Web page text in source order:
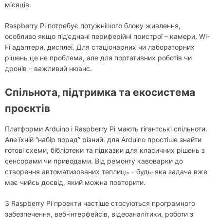
місяців.
Raspberry Pi потребує потужнішого блоку живлення,
особливо якщо під’єднані периферійні пристрої – камери, Wi-
Fi адаптери, дисплеї. Для стаціонарних чи лабораторних
рішень це не проблема, але для портативних роботів чи
дронів – важливий нюанс.
Спільнота, підтримка та екосистема
проєктів
Платформи Arduino і Raspberry Pi мають гігантські спільноти.
Але їхній “набір порад” різний: для Arduino простіше знайти
готові схеми, бібліотеки та підказки для класичних рішень з
сенсорами чи приводами. Від ремонту кавоварки до
створення автоматизованих теплиць – будь-яка задача вже
має чийсь досвід, який можна повторити.
З Raspberry Pi проекти частіше стосуються програмного
забезпечення, веб-інтерфейсів, відеоаналітики, роботи з